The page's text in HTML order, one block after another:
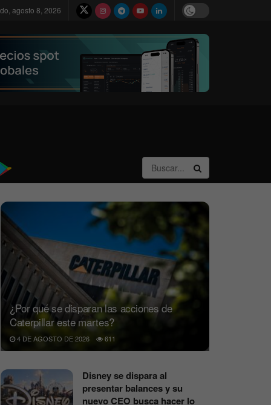
agosto 8, 2026
¿Por qué se disparan las acciones de
Caterpillar este martes?
4 DE AGOSTO DE 2026 611
Disney se dispara al
presentar balances y su
nuevo CEO busca hacer lo